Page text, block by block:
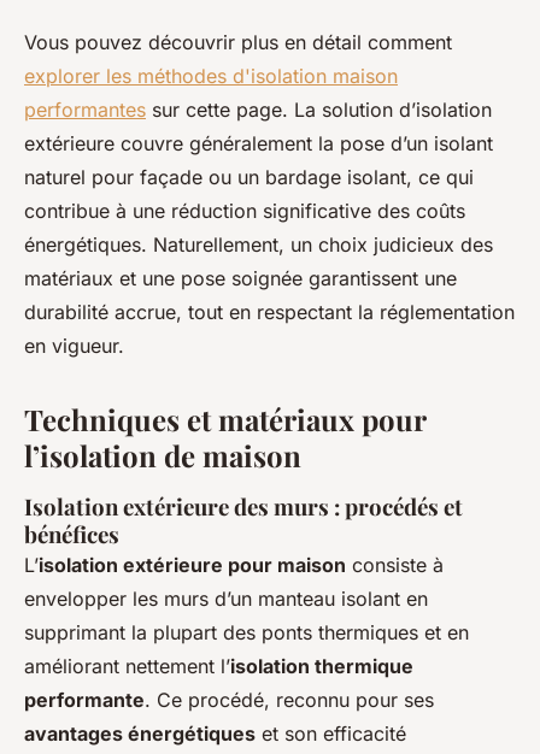
Vous pouvez découvrir plus en détail comment
explorer les méthodes d'isolation maison
performantes sur cette page. La solution d’isolation
extérieure couvre généralement la pose d’un isolant
naturel pour façade ou un bardage isolant, ce qui
contribue à une réduction significative des coûts
énergétiques. Naturellement, un choix judicieux des
matériaux et une pose soignée garantissent une
durabilité accrue, tout en respectant la réglementation
en vigueur.
Techniques et matériaux pour
l’isolation de maison
Isolation extérieure des murs : procédés et
bénéfices
L’isolation extérieure pour maison consiste à
envelopper les murs d’un manteau isolant en
supprimant la plupart des ponts thermiques et en
améliorant nettement l’isolation thermique
performante. Ce procédé, reconnu pour ses
avantages énergétiques et son efficacité